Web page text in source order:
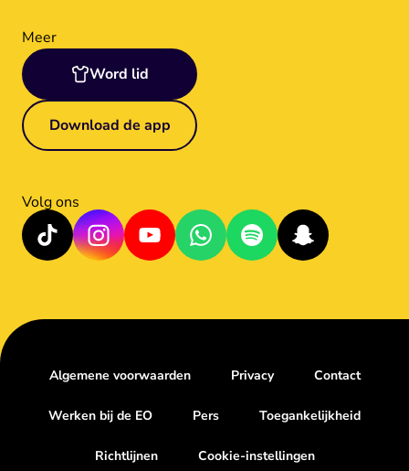
Meer
Word lid
Download de app
Volg ons
Algemene voorwaarden Privacy Contact
Werken bij de EO Pers Toegankelijkheid
Richtlijnen Cookie-instellingen